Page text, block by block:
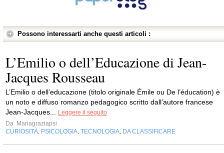
Possono interessarti anche questi articoli :
L’Emilio o dell’Educazione di Jean-
Jacques Rousseau
L’Emilio o dell’educazione (titolo originale Émile ou De l’éducation) è
un noto e diffuso romanzo pedagogico scritto dall’autore francese
Jean-Jacques...
Leggere il seguito
Da Mariagraziapsi
CURIOSITÀ PSICOLOGIA TECNOLOGIA DA CLASSIFICARE